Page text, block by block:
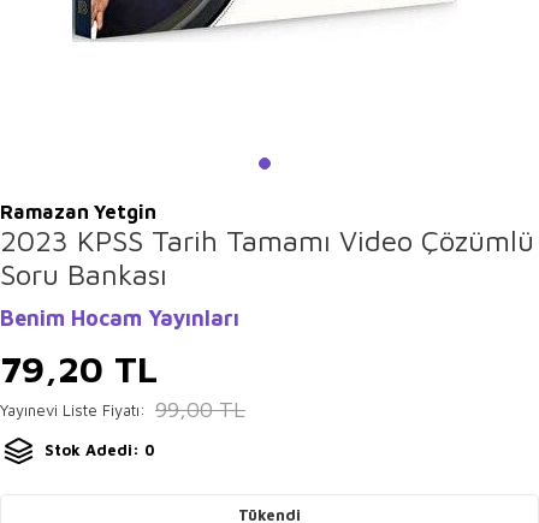
Ramazan Yetgin
2023 KPSS Tarih Tamamı Video Çözümlü
Soru Bankası
Benim Hocam Yayınları
79,20 TL
Yayınevi Liste Fiyatı: 99,00TL
Stok Adedi: 0
Tükendi